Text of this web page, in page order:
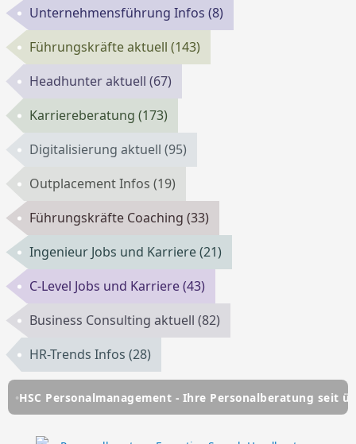
Unternehmensführung Infos(8)
Führungskräfte aktuell(143)
Headhunter aktuell(67)
Karriereberatung(173)
Digitalisierung aktuell(95)
Outplacement Infos(19)
Führungskräfte Coaching(33)
Ingenieur Jobs und Karriere(21)
C-Level Jobs und Karriere(43)
Business Consulting aktuell(82)
HR-Trends Infos(28)
Personalmanagement - Ihre Personalberatung seit über